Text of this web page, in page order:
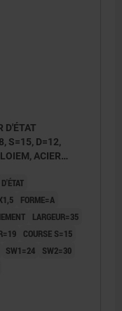
D'ÉTAT
S=15, D=12,
ACIER
FORME=A
LARGEUR=35
COURSE S=15
SW1=24
SW2=30